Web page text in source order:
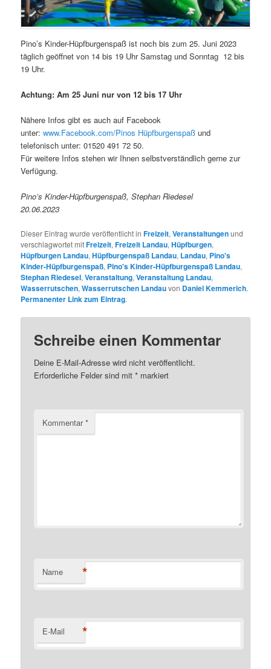
Pino’s Kinder-Hüpfburgenspaß ist noch bis zum 25. Juni 2023
täglich geöffnet von 14 bis 19 Uhr Samstag und Sonntag 12 bis
19 Uhr.
Achtung: Am 25 Juni nur von 12 bis 17 Uhr
Nähere Infos gibt es auch auf Facebook
unter:www.Facebook.com/Pinos Hüpfburgenspaß und
telefonisch unter: 01520 491 72 50.
Für weitere Infos stehen wir Ihnen selbstverständlich gerne zur
Verfügung.
Pino’s Kinder-Hüpfburgenspaß, Stephan Riedesel
20.06.2023
Dieser Eintrag wurde veröffentlicht inFreizeit,Veranstaltungenund
verschlagwortet mitFreizeit,Freizeit Landau,Hüpfburgen,
Hüpfburgen Landau,Hüpfburgenspaß Landau, Landau, Pino's
Kinder-Hüpfburgenspaß, Pino's Kinder-Hüpfburgenspaß Landau,
Stephan Riedesel,Veranstaltung,Veranstaltung Landau,
Wasserrutschen,Wasserrutschen Landauvon Daniel Kemmerich.
Permanenter Link zum Eintrag.
Schreibe einen Kommentar
Deine E-Mail-Adresse wird nicht veröffentlicht.
Erforderliche Felder sind mit* markiert
Kommentar*
Name *
E-Mail *